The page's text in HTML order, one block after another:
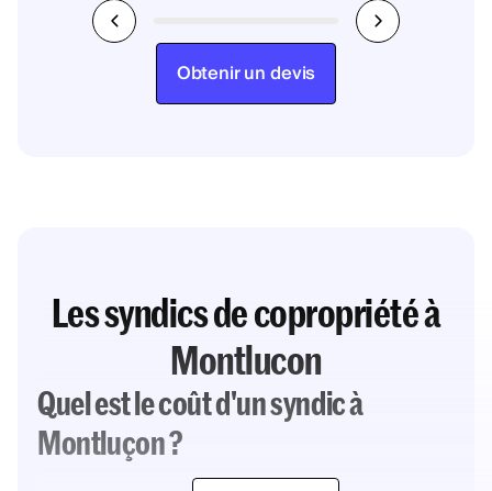
Obtenir un devis
Les syndics de copropriété à
Montlucon
Quel est le coût d'un syndic à
Montluçon ?